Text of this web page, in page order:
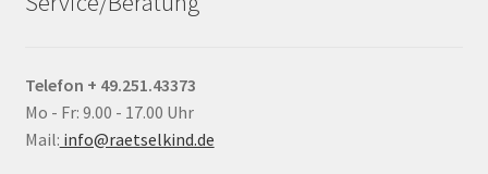
Telefon + 49.251.43373
Mo - Fr: 9.00 - 17.00 Uhr
Mail: info@raetselkind.de